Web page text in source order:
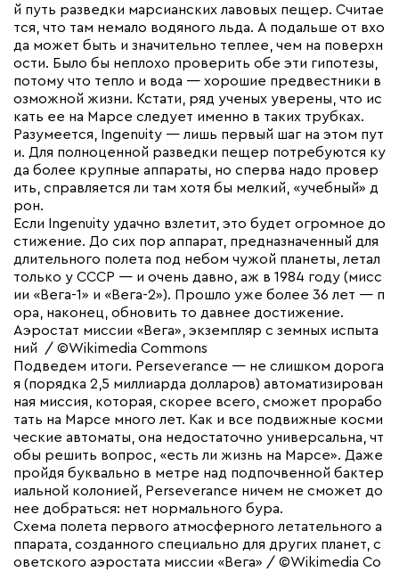
й путь разведки марсианских лавовых пещер. Считае
тся, что там немало водяного льда. А подальше от вхо
да может быть и значительно теплее, чем на поверхн
ости. Было бы неплохо проверить обе эти гипотезы,
потому что тепло и вода — хорошие предвестники в
озможной жизни. Кстати, ряд ученых уверены, что ис
кать ее на Марсе следует именно в таких трубках.
Разумеется, Ingenuity — лишь первый шаг на этом пут
и. Для полноценной разведки пещер потребуются ку
да более крупные аппараты, но сперва надо провер
ить, справляется ли там хотя бы мелкий, «учебный» д
рон.
Если Ingenuity удачно взлетит, это будет огромное до
стижение. До сих пор аппарат, предназначенный для
длительного полета под небом чужой планеты, летал
только у СССР — и очень давно, аж в 1984 году (мисс
ии «Вега-1» и «Вега-2»). Прошло уже более 36 лет — п
ора, наконец, обновить то давнее достижение.
Аэростат миссии «Вега», экземпляр с земных испыта
ний / ©Wikimedia Commons
Подведем итоги. Perseverance — не слишком дорога
я (порядка 2,5 миллиарда долларов) автоматизирован
ная миссия, которая, скорее всего, сможет прорабо
тать на Марсе много лет. Как и все подвижные косми
ческие автоматы, она недостаточно универсальна, чт
обы решить вопрос, «есть ли жизнь на Марсе». Даже
пройдя буквально в метре над подпочвенной бактер
иальной колонией, Perseverance ничем не сможет до
нее добраться: нет нормального бура.
Схема полета первого атмосферного летательного а
ппарата, созданного специально для других планет, с
оветского аэростата миссии «Вега» / ©Wikimedia Co